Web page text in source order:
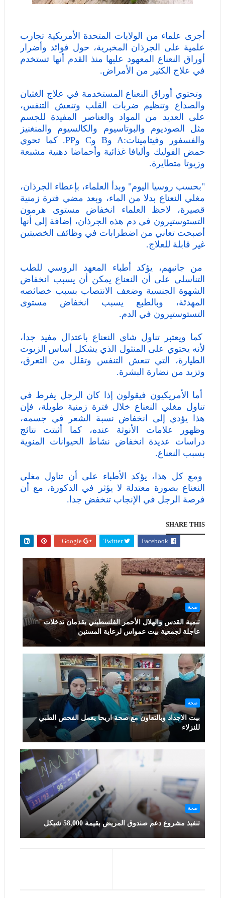
أجرى علماء من الولايات المتحدة الأمريكية تجارب
علمية على الجرذان المخبرية، حول فوائد وأضرار
أوراق النعناع المعهود عليها منذ القدم أنها تستخدم
في علاج الكثير من الأمراض.
وتحتوي أوراق النعناع المستخدمة في علاج الغثيان
والصداع وتنظيم ضربات القلب وتنعش التنفس،
على العديد من المواد والعناصر المفيدة للجسم
مثل الصوديوم والبوتاسيوم والكالسيوم والمنغنيز
والفسفور وفيتامينات:A وB وC وPP. كما تحوي
حمض الفوليك وأليافا غذائية وأحماضا دهنية مشبعة
وزيوتا متطايرة.
"بحسب روسيا اليوم" وبدأ العلماء، بإعطاء الجرذان،
مغلي النعناع بدلا من الماء، وبعد مضي فترة زمنية
قصيرة، لاحظ العلماء انخفاض مستوى هرمون
التستوستيرون في دم هذه الجرذان، إضافة إلى أنها
أصبحت تعاني من اضطرابات في وظائف الخصيتين
غير قابلة للعلاج.
من جانبهم، يؤكد أطباء المعهد الروسي للطب
التناسلي على أن النعناع يمكن أن يسبب انخفاض
الشهوة الجنسية وضعف الانتصاب بسبب خصائصه
المهدئة، وبالطبع يسبب انخفاض مستوى
التستوستيرون في الدم.
كما ويعتبر تناول شاي النعناع باعتدال مفيد جدا،
لأنه يحتوي على المنثول الذي يشكل أساس الزيوت
الطيارة، التي تنعش التنفس وتقلل من التعرق،
وتزيد من نضارة البشرة.
أما الأمريكيون فيقولون إذا كان الرجل يفرط في
تناول مغلي النعناع خلال فترة زمنية طويلة، فإن
هذا يؤدي إلى انخفاض نسبة الشعر في جسمه،
وظهور علامات الأنوثة عنده، كما أثبتت نتائج
دراسات عديدة انخفاض نشاط الحيوانات المنوية
بسبب النعناع.
ومع كل هذا، يؤكد الأطباء على أن تناول مغلي
النعناع بصورة معتدلة لا يؤثر في الذكورة، مع أن
فرصة الرجل في الإنجاب تنخفض جدا.
SHARE THIS
Facebook
Twitter
Google+
صحة
تنمية القدس والهلال الأحمر الفلسطيني يقدمان تدخلات
عاجلة لجمعية بيت عمواس لرعاية المسنين
صحة
بيت الاجداد وبالتعاون مع صحة اريحا يعمل الفحص الطبي
للنزلاء
صحة
تنفيذ مشروع دعم صندوق المريض بقيمة 58,000 شيكل